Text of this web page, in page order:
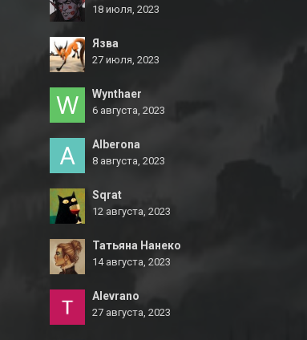
18 июля, 2023
Язва
27 июля, 2023
Wynthaer
6 августа, 2023
Alberona
8 августа, 2023
Sqrat
12 августа, 2023
Татьяна Нанеко
14 августа, 2023
Alevrano
27 августа, 2023